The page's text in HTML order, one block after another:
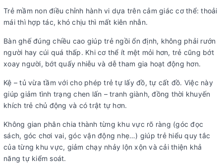
Trẻ mầm non điều chỉnh hành vi dựa trên cảm giác cơ thể: thoải
mái thì hợp tác, khó chịu thì mất kiên nhẫn.
Bàn ghế đúng chiều cao giúp trẻ ngồi ổn định, không phải rướn
người hay cúi quá thấp. Khi cơ thể ít mệt mỏi hơn, trẻ cũng bớt
xoay người, bớt quấy nhiễu và dễ tham gia hoạt động hơn.
Kệ – tủ vừa tầm với cho phép trẻ tự lấy đồ, tự cất đồ. Việc này
giúp giảm tình trạng chen lấn – tranh giành, đồng thời khuyến
khích trẻ chủ động và có trật tự hơn.
Không gian phân chia thành từng khu vực rõ ràng (góc đọc
sách, góc chơi vai, góc vận động nhẹ…) giúp trẻ hiểu quy tắc
của từng khu vực, giảm chạy nhảy lộn xộn và cải thiện khả
năng tự kiểm soát.